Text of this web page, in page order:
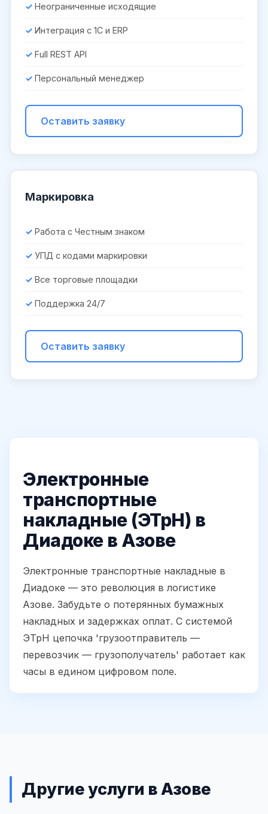
Неограниченные исходящие
Интеграция с 1С и ERP
Full REST API
Персональный менеджер
Оставить заявку
Маркировка
Работа с Честным знаком
УПД с кодами маркировки
Все торговые площадки
Поддержка 24/7
Оставить заявку
Электронные
транспортные
накладные (ЭТрН) в
Диадоке в Азове
Электронные транспортные накладные в
Диадоке — это революция в логистике
Азове. Забудьте о потерянных бумажных
накладных и задержках оплат. С системой
ЭТрН цепочка 'грузоотправитель —
перевозчик — грузополучатель' работает как
часы в едином цифровом поле.
Другие услуги в Азове